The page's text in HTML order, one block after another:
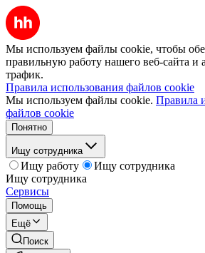
Мы используем файлы cookie, чтобы
правильную работу нашего веб-сайта и
трафик.
Правила использования файлов cookie
Мы используем файлы cookie. Правила
файлов cookie
Понятно
Ищу сотрудника
Ищу работу
Ищу сотрудника
Ищу сотрудника
Сервисы
Помощь
Ещё
Поиск